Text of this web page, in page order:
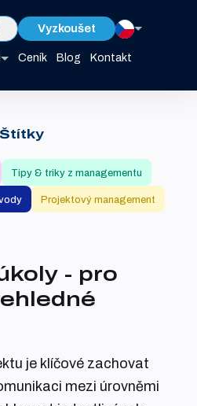
Ceník Blog Kontakt
Vyzkoušet
- pro
je klíčové zachovat
mezi úrovněmi
Štítky
Tipy & triky z managementu
Projektový management